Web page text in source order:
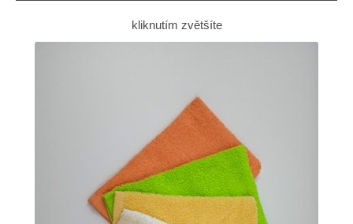
kliknutím zvětšíte